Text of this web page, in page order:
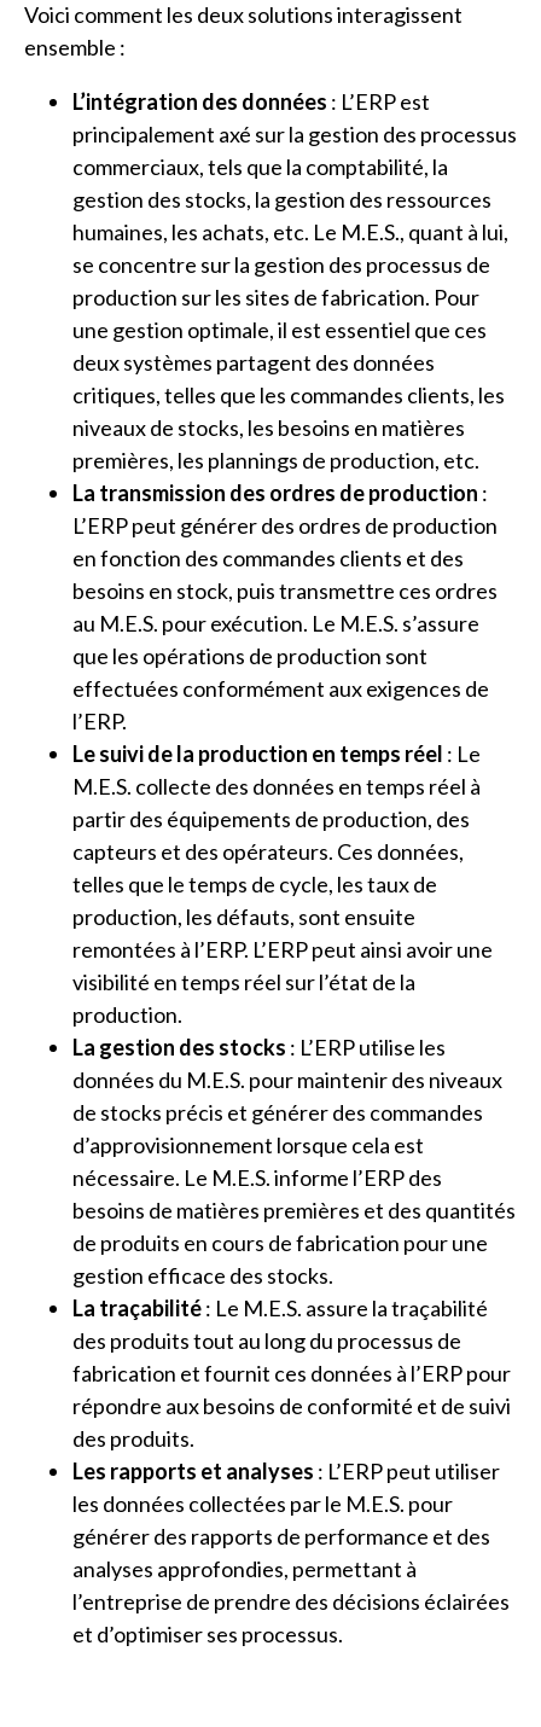
Voici comment les deux solutions interagissent
ensemble :
L’intégration des données : L’ERP est
principalement axé sur la gestion des processus
commerciaux, tels que la comptabilité, la
gestion des stocks, la gestion des ressources
humaines, les achats, etc. Le M.E.S., quant à lui,
se concentre sur la gestion des processus de
production sur les sites de fabrication. Pour
une gestion optimale, il est essentiel que ces
deux systèmes partagent des données
critiques, telles que les commandes clients, les
niveaux de stocks, les besoins en matières
premières, les plannings de production, etc.
La transmission des ordres de production :
L’ERP peut générer des ordres de production
en fonction des commandes clients et des
besoins en stock, puis transmettre ces ordres
au M.E.S. pour exécution. Le M.E.S. s’assure
que les opérations de production sont
effectuées conformément aux exigences de
l’ERP.
Le suivi de la production en temps réel : Le
M.E.S. collecte des données en temps réel à
partir des équipements de production, des
capteurs et des opérateurs. Ces données,
telles que le temps de cycle, les taux de
production, les défauts, sont ensuite
remontées à l’ERP. L’ERP peut ainsi avoir une
visibilité en temps réel sur l’état de la
production.
La gestion des stocks : L’ERP utilise les
données du M.E.S. pour maintenir des niveaux
de stocks précis et générer des commandes
d’approvisionnement lorsque cela est
nécessaire. Le M.E.S. informe l’ERP des
besoins de matières premières et des quantités
de produits en cours de fabrication pour une
gestion efficace des stocks.
La traçabilité: Le M.E.S. assure la traçabilité
des produits tout au long du processus de
fabrication et fournit ces données à l’ERP pour
répondre aux besoins de conformité et de suivi
des produits.
Les rapports et analyses : L’ERP peut utiliser
les données collectées par le M.E.S. pour
générer des rapports de performance et des
analyses approfondies, permettant à
l’entreprise de prendre des décisions éclairées
et d’optimiser ses processus.